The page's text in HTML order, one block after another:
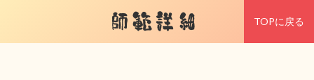
師範詳細 TOPに戻る